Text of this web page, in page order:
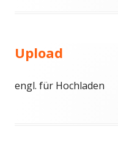
Upload
engl. für Hochladen